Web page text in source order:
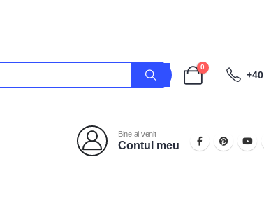
0
Bine ai venit
Contul meu